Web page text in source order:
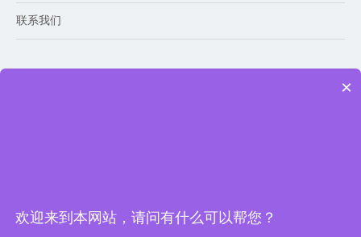
联系我们
×
欢迎来到本网站，请问有什么可以帮您？